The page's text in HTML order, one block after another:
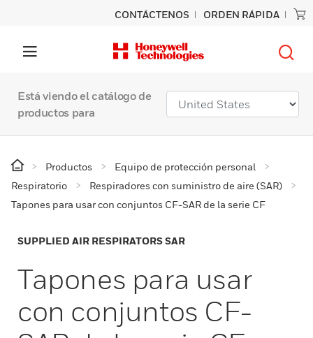
CONTÁCTENOS ORDEN RÁPIDA
Está viendo el catálogo de
productos para
Productos
Equipo de protección personal
Respiratorio
Respiradores con suministro de aire (SAR)
Tapones para usar con conjuntos CF-SAR de la serie CF
SUPPLIED AIR RESPIRATORS SAR
Tapones para usar
con conjuntos CF-